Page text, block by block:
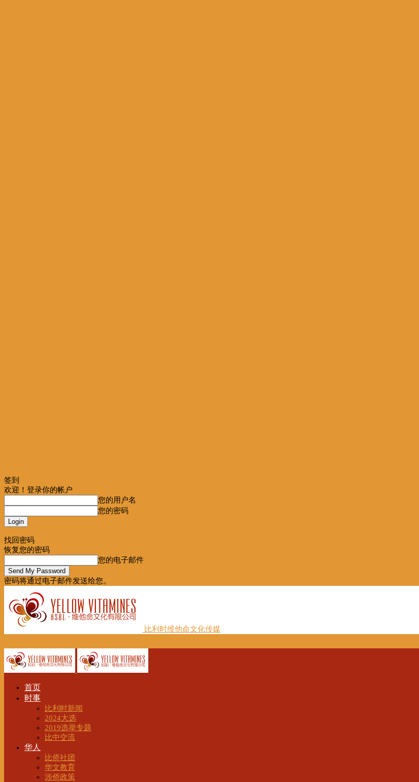
签到
欢迎！登录你的帐户
您的用户名
您的密码
找回密码
恢复您的密码
您的电子邮件
密码将通过电子邮件发送给您。
比利时维他命文化传媒
首页
时事
比利时新闻
2024大选
2019选举专题
比中交流
华人
比侨社团
华文教育
涉侨政策